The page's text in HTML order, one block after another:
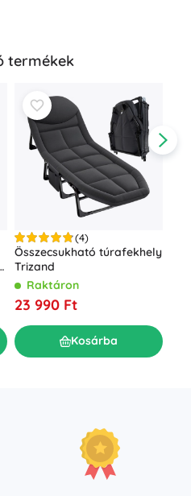
termékek
(4)
Összecsukható túrafekhely
Trizand
Raktáron
23 990 Ft
Kosárba